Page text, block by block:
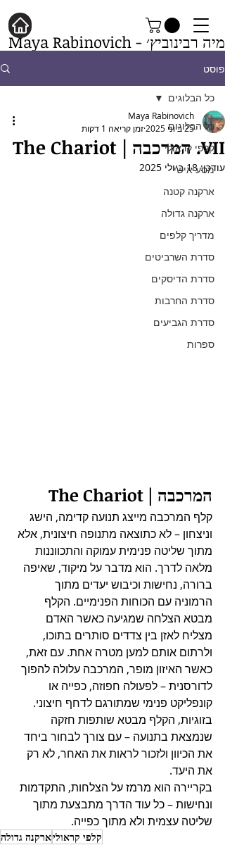
מיה רבינוביץ׳ - Maya Rabinovich
פוסט
כל הבלוגים
קלפי קראולי
מסע אישי
ארקנה קטנה
ארקנה גדולה
מדריך קלפים
סדרת השרביטים
סדרת הדיסקים
סדרת החרבות
סדרת הגביעים
ספרות
כל הבלוגים
VII. המרכבה | The Chariot
Maya Rabinovich
25 ביוני 2025
זמן קריאה 1 דקות
עודכן:18 ביולי 2025
המרכבה | The Chariot
קלף המרכבה מייצג תנועה קדימה, הישג
וניצחון – לא כתוצאה מתנופה חיצונית, אלא
מתוך שליטה פנימית עמוקה והתכווננות
מלאה לדרך. הוא מדבר על מיקוד, שאיפה
ברורה, נחישות וכיבוש יעדים מתוך
הרמוניה עם הכוחות הפנימיים. הקלף
מבטא הצלחה שמגיעה כאשר האדם
מצליח לאזן בין צדדים סותרים בתוכו,
ולרתום אותם למען מטרה אחת. עם זאת,
כאשר האיזון מופר, המרכבה עלולה להפוך
לדורסנית – לפעולה חפוזה, כפייה או
קונפליקט פנימי שמתורגם לדחף חיצוני.
בזוגיות, הקלף מבטא שותפות חזקה
שנמצאת בתנועה – עם צורך לבחור ביחד
את הכיוון ולזכור לראות את האחר, לא רק
את היעד.
בקריירה הוא מרמז על הצלחות, התקדמות
ונחישות – כל עוד הדרך מתבצעת מתוך
שליטה עצמית ולא מתוך כפייה.
קלפי קראוליארקנה גדולה